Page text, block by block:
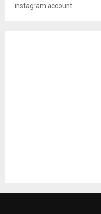
instagram account.